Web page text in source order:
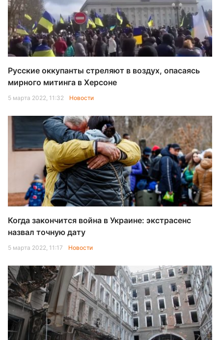
Русские оккупанты стреляют в воздух, опасаясь
мирного митинга в Херсоне
5 марта 2022, 11:32 Новости
Когда закончится война в Украине: экстрасенс
назвал точную дату
5 марта 2022, 11:17 Новости